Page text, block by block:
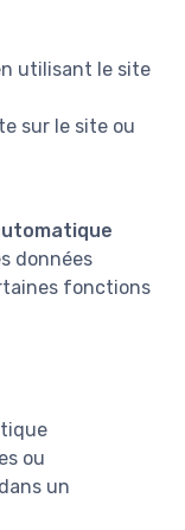
utilisant le site
sur le site ou
données
fonctions
ou
un